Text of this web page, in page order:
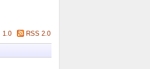
1.0 RSS 2.0